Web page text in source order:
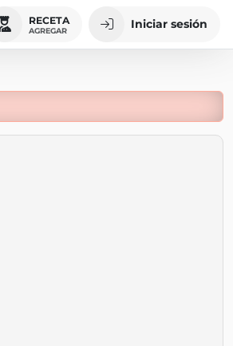
RECETA
AGREGAR Iniciar sesión